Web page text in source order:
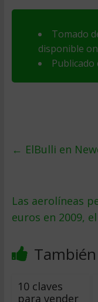
Tomado
disponible
Publicado
← ElBulli en
Las aerolí­neas
euros en 2009,
10 claves
para vender